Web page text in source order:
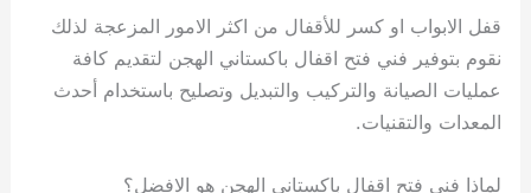
قفل الابواب او كسر للأقفال من اكثر الامور المزعجة لذلك
نقوم بتوفير فني فتح اقفال باكستاني الهجن لتقديم كافة
عمليات الصيانة والتركيب والتبديل وتصليح باستخدام أحدث
المعدات والتقنيات.
لماذا فني فتح اقفال باكستاني الهجن هو الافضل؟